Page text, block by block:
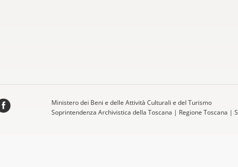
Ministero dei Beni e delle Attività Culturali e del Turismo
Soprintendenza Archivistica della Toscana | Regione Toscana |